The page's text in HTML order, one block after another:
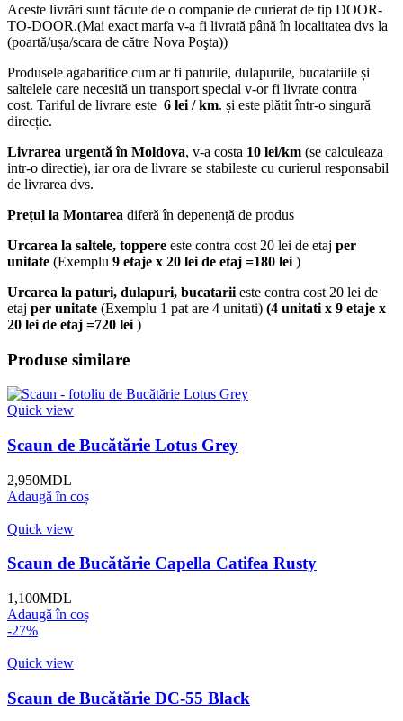
Aceste livrări sunt făcute de o companie de curierat de tip DOOR-
TO-DOOR.(Mai exact marfa v-a fi livrată până în localitatea dvs la
(poartă/ușa/scara de către Nova Poşta))
Produsele agabaritice cum ar fi paturile, dulapurile, bucatariile și
saltelele care necesită un transport special v-or fi livrate contra
cost. Tariful de livrare este 6 lei / km. și este plătit într-o singură
direcție.
Livrarea urgentă în Moldova, v-a costa 10 lei/km (se calculeaza
intr-o directie), iar ora de livrare se stabileste cu curierul responsabil
de livrarea dvs.
Prețul la Montarea diferă în depenență de produs
Urcarea la saltele, toppere este contra cost 20 lei de etaj per
unitate (Exemplu 9 etaje x 20 lei de etaj =180 lei )
Urcarea la paturi, dulapuri, bucatarii este contra cost 20 lei de
etaj per unitate (Exemplu 1 pat are 4 unitati) (4 unitati x 9 etaje x
20 lei de etaj =720 lei )
Produse similare
Quick view
Scaun de Bucătărie Lotus Grey
2,950MDL
Adaugă în coș
Quick view
Scaun de Bucătărie Capella Catifea Rusty
1,100MDL
Adaugă în coș
-27%
Quick view
Scaun de Bucătărie DC-55 Black